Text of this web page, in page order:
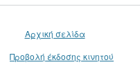
Αρχική σελίδα
Προβολή έκδοσης κινητού